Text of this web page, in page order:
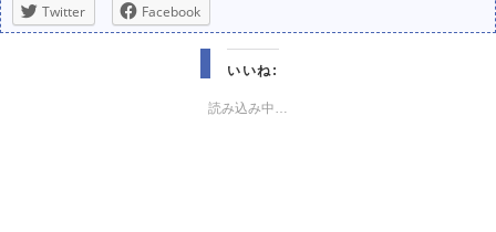
Twitter Facebook
いいね:
読み込み中…